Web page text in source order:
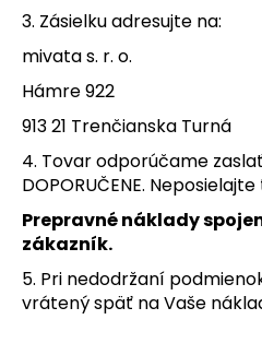
3. Zásielku adresujte na:
mivata s. r. o.
Hámre 922
913 21 Trenčianska Turná
4. Tovar odporúčame
DOPORUČENE.
Prepravné náklady
zákazník.
5. Pri nedodržaní
vrátený späť na Vaše